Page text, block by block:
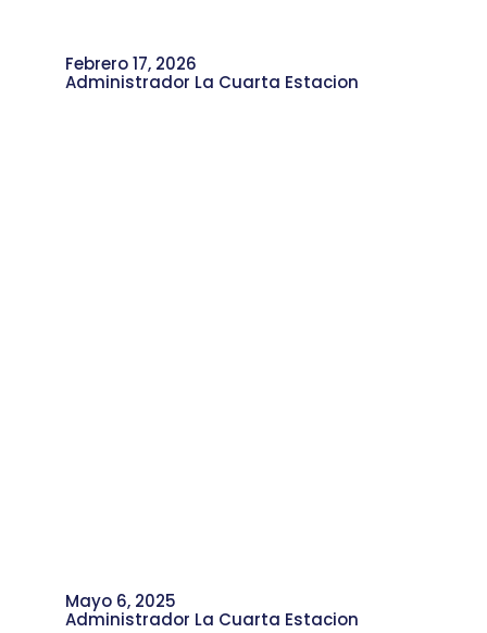
Febrero 17, 2026
Administrador La Cuarta Estacion
Mayo 6, 2025
Administrador La Cuarta Estacion